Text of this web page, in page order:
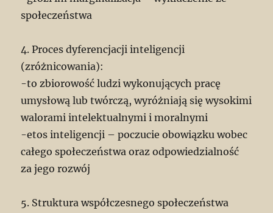
społeczeństwa
4. Proces dyferencjacji inteligencji
(zróżnicowania):
-to zbiorowość ludzi wykonujących pracę
umysłową lub twórczą, wyróżniają się wysokimi
walorami intelektualnymi i moralnymi
-etos inteligencji – poczucie obowiązku wobec
całego społeczeństwa oraz odpowiedzialność
za jego rozwój
5. Struktura współczesnego społeczeństwa